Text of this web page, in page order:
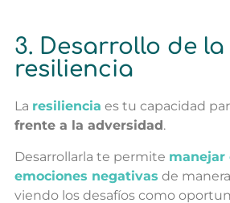
3. Desarrollo de la
resiliencia
La resiliencia es tu capacidad
frente a la adversidad .
Desarrollarla te permite manejar
emociones negativas de
viendo los desafíos como